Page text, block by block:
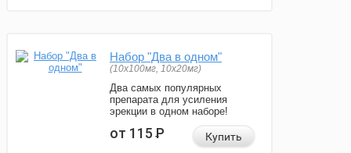
Набор "Два в одном"
(10x100мг, 10x20мг)
Два самых популярных
препарата для усиления
эрекции в одном наборе!
от 115Р Купить